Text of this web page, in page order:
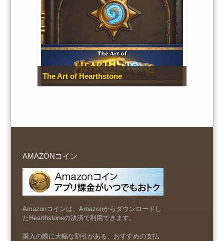
The Art of Hearthstone
AMAZONコイン
Amazonコインは、Amazonからダウンロードし
たHearthstoneの決済で利用できます。
購入の際に大幅な割引がある、おすすめの支払